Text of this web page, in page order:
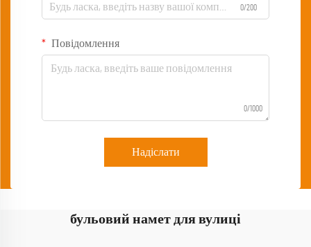
0/200
Повідомлення
0/1000
Надіслати
бульовий намет для вулиці